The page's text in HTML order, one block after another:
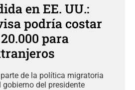
en EE. UU.:
podría costar
para
de la política migratoria
del presidente